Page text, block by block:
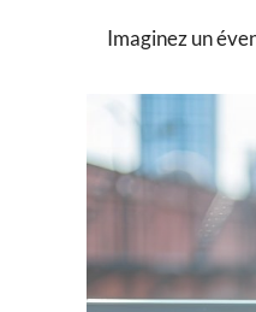
Imaginez un